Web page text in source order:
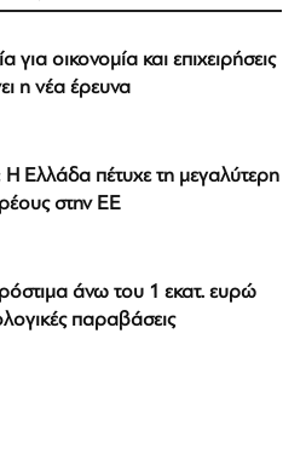
για οικονομία και επιχειρήσεις
η νέα έρευνα
Ελλάδα πέτυχε τη μεγαλύτερη
στην ΕΕ
άνω του 1 εκατ. ευρώ
παραβάσεις